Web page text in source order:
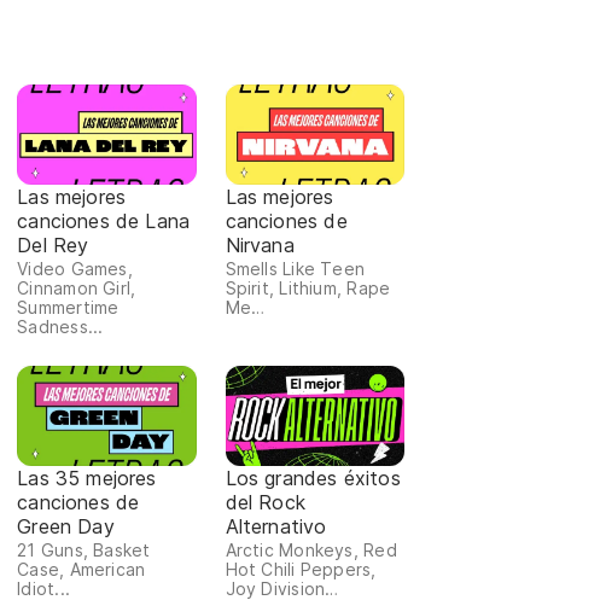
Las mejores
canciones de Lana
Del Rey
Video Games,
Cinnamon Girl,
Summertime
Sadness...
Las mejores
canciones de
Nirvana
Smells Like Teen
Spirit, Lithium, Rape
Me…
Las 35 mejores
canciones de
Green Day
21 Guns, Basket
Case, American
Idiot...
Los grandes éxitos
del Rock
Alternativo
Arctic Monkeys, Red
Hot Chili Peppers,
Joy Division…